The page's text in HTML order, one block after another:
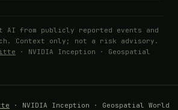
AI from publicly reported events and
Context only; not a risk advisory.
· NVIDIA Inception · Geospatial
· NVIDIA Inception · Geospatial World